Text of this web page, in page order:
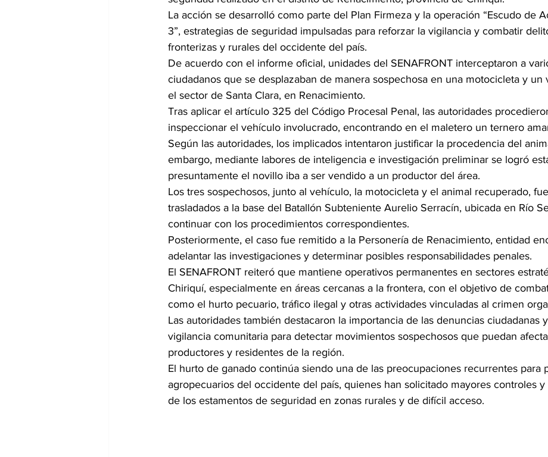
La acción se desarrolló como parte del Plan Firmeza y la operación “Escudo de
3”, estrategias de seguridad impulsadas para reforzar la vigilancia y combatir
fronterizas y rurales del occidente del país.
De acuerdo con el informe oficial, unidades del SENAFRONT interceptaron a
ciudadanos que se desplazaban de manera sospechosa en una motocicleta y un
el sector de Santa Clara, en Renacimiento.
Tras aplicar el artículo 325 del Código Procesal Penal, las autoridades
inspeccionar el vehículo involucrado, encontrando en el maletero un ternero
Según las autoridades, los implicados intentaron justificar la procedencia del
embargo, mediante labores de inteligencia e investigación preliminar se logró
presuntamente el novillo iba a ser vendido a un productor del área.
Los tres sospechosos, junto al vehículo, la motocicleta y el animal recuperado,
trasladados a la base del Batallón Subteniente Aurelio Serracín, ubicada en Río
continuar con los procedimientos correspondientes.
Posteriormente, el caso fue remitido a la Personería de Renacimiento, entidad
adelantar las investigaciones y determinar posibles responsabilidades penales.
El SENAFRONT reiteró que mantiene operativos permanentes en sectores
Chiriquí, especialmente en áreas cercanas a la frontera, con el objetivo de
como el hurto pecuario, tráfico ilegal y otras actividades vinculadas al crimen
Las autoridades también destacaron la importancia de las denuncias ciudadanas
vigilancia comunitaria para detectar movimientos sospechosos que puedan
productores y residentes de la región.
El hurto de ganado continúa siendo una de las preocupaciones recurrentes para
agropecuarios del occidente del país, quienes han solicitado mayores controles y
de los estamentos de seguridad en zonas rurales y de difícil acceso.